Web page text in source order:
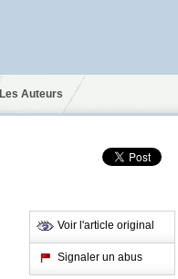
Les Auteurs
Voir l'article original
Signaler un abus